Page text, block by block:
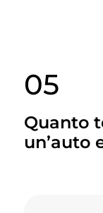
05
Quanto
un’auto